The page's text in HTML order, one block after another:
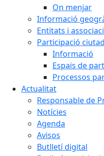
On menjar
Informació
Entitats i
Participació
Informació
Espais de
Processos
Actualitat
Responsable de
Notícies
Agenda
Avisos
Butlletí digital